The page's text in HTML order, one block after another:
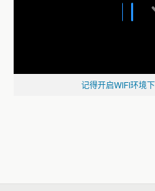
记得开启WIFI环境